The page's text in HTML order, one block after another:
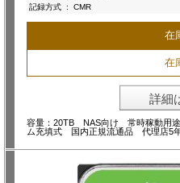
記録方式 : CMR
在
在
詳細
容量：20TB NAS向け 常時稼動用
ム充填式 国内正規流通品 代理店5